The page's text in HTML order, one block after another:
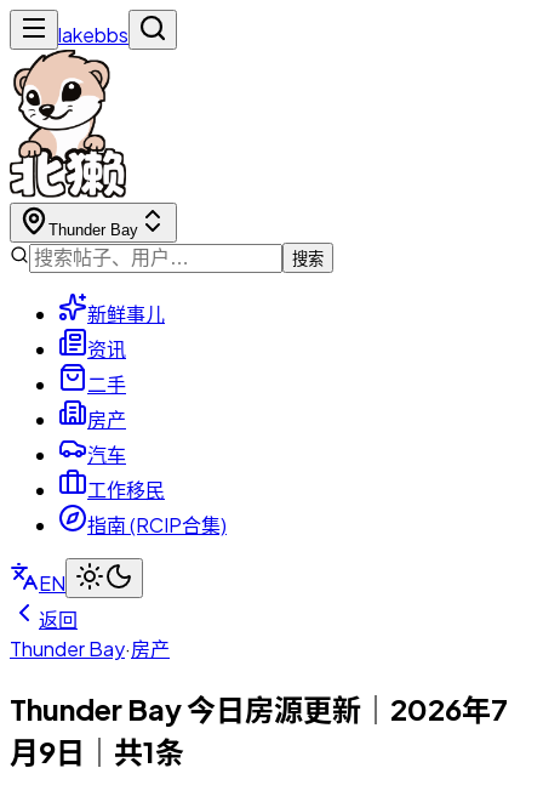
lakebbs
Thunder Bay
搜索
新鲜事儿
资讯
二手
房产
汽车
工作移民
指南 (RCIP合集)
EN
返回
Thunder Bay·房产
Thunder Bay 今日房源更新｜2026年7
月9日｜共1条